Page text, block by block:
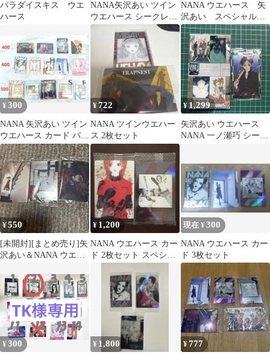
パラダイスキス ウエ
ハース
NANA矢沢あい ツイン
ウエハース シークレッ
ト 一ノ瀬皐 レイラ
NANA ウエハース 矢
沢あい スペシャルレ
アカード ご近所物
語 ナナ ハチ
¥300
NANA 矢沢あい ツイン
ウエハース カード バラ
売り/まとめ売り
¥722
NANA ツインウエハー
ス 2枚セット
¥1,299
矢沢あい ウエハース
NANA 一ノ瀬巧 シーク
¥550
[未開封][まとめ売り]矢
沢あい＆NANA ウエハ
¥ 1,200
NANA ウエハース カー
ド 2枚セット スペシャ
現在 ¥300
NANA ウエハース カー
ド 3枚セット
¥300 ¥ 1,800 ¥777